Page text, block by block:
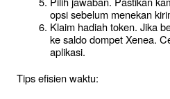
opsi sebelum menekan
Klaim hadiah token. Jika
ke saldo dompet Xenea.
aplikasi.
Tips efisien waktu: